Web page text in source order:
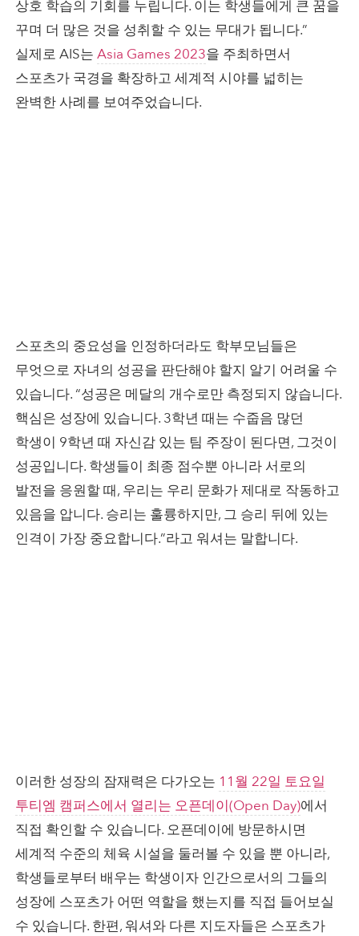
상호 학습의 기회를 누립니다. 이는 학생들에게 큰 꿈을
꾸며 더 많은 것을 성취할 수 있는 무대가 됩니다.”
실제로 AIS는Asia Games 2023을 주최하면서
스포츠가 국경을 확장하고 세계적 시야를 넓히는
완벽한 사례를 보여주었습니다.
스포츠의 중요성을 인정하더라도 학부모님들은
무엇으로 자녀의 성공을 판단해야 할지 알기 어려울 수
있습니다. “성공은 메달의 개수로만 측정되지 않습니다.
핵심은 성장에 있습니다. 3학년 때는 수줍음 많던
학생이 9학년 때 자신감 있는 팀 주장이 된다면, 그것이
성공입니다. 학생들이 최종 점수뿐 아니라 서로의
발전을 응원할 때, 우리는 우리 문화가 제대로 작동하고
있음을 압니다. 승리는 훌륭하지만, 그 승리 뒤에 있는
인격이 가장 중요합니다.”라고 워셔는 말합니다.
이러한 성장의 잠재력은 다가오는 11월 22일 토요일
투티엠 캠퍼스에서 열리는 오픈데이(Open Day)에서
직접 확인할 수 있습니다. 오픈데이에 방문하시면
세계적 수준의 체육 시설을 둘러볼 수 있을 뿐 아니라,
학생들로부터 배우는 학생이자 인간으로서의 그들의
성장에 스포츠가 어떤 역할을 했는지를 직접 들어보실
수 있습니다. 한편, 워셔와 다른 지도자들은 스포츠가